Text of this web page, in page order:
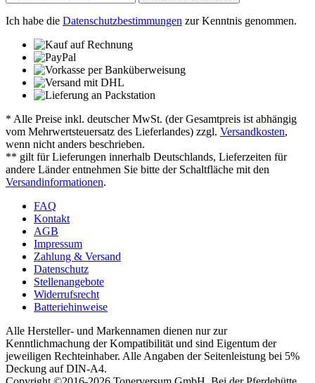
Ich habe die Datenschutzbestimmungen zur Kenntnis genommen.
* Alle Preise inkl. deutscher MwSt. (der Gesamtpreis ist abhängig
vom Mehrwertsteuersatz des Lieferlandes) zzgl. Versandkosten,
wenn nicht anders beschrieben.
** gilt für Lieferungen innerhalb Deutschlands, Lieferzeiten für
andere Länder entnehmen Sie bitte der Schaltfläche mit den
Versandinformationen.
FAQ
Kontakt
AGB
Impressum
Zahlung & Versand
Datenschutz
Stellenangebote
Widerrufsrecht
Batteriehinweise
Alle Hersteller- und Markennamen dienen nur zur
Kenntlichmachung der Kompatibilität und sind Eigentum der
jeweiligen Rechteinhaber. Alle Angaben der Seitenleistung bei 5%
Deckung auf DIN-A4.